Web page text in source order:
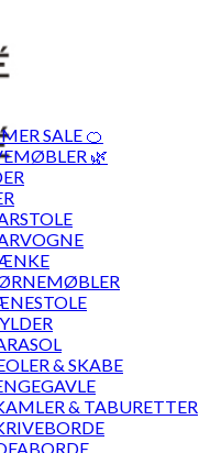
SALE 🍊
🌿
& SKABE
& TABURETTER